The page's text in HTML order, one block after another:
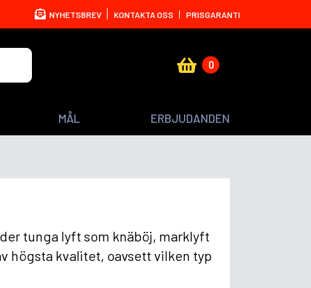
NYHETSBREV KONTAKTA OSS PRISGARANTI
0
MÅL ERBJUDANDEN
tunga lyft som knäböj, marklyft
högsta kvalitet, oavsett vilken typ